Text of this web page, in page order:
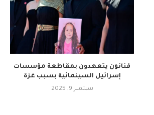
فنانون يتعهدون بمقاطعة مؤسسات
إسرائيل السينمائية بسبب غزة
سبتمبر 9, 2025